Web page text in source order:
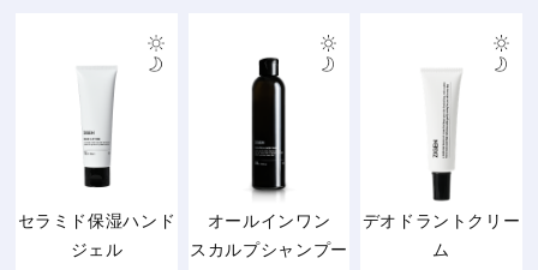
セラミド保湿ハンド
ジェル
オールインワン
スカルプシャンプー
デオドラントクリー
ム